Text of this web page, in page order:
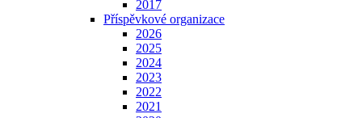
2017
Příspěvkové organizace
2026
2025
2024
2023
2022
2021